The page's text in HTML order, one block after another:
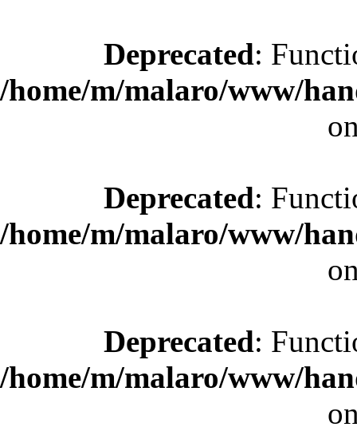
Deprecated:
/home/m/malaro/www/
Deprecated:
/home/m/malaro/www/
Deprecated:
/home/m/malaro/www/